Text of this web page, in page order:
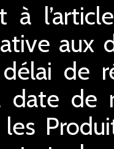
à
aux
de
de